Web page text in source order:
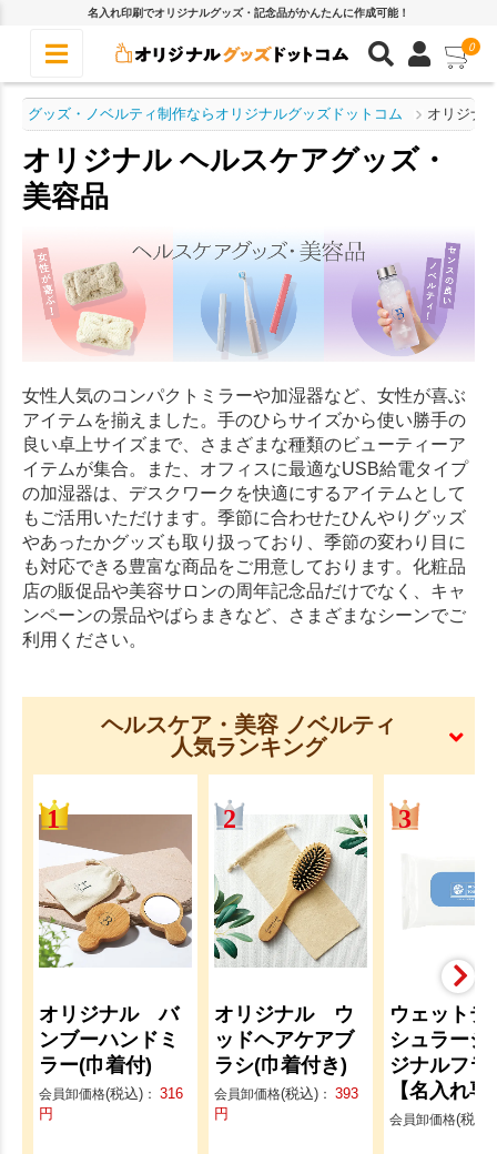
名入れ印刷でオリジナルグッズ・記念品がかんたんに作成可能！
0
グッズ・ノベルティ制作ならオリジナルグッズドットコム オリジナ
オリジナル ヘルスケアグッズ・
美容品
女性人気のコンパクトミラーや加湿器など、女性が喜ぶ
アイテムを揃えました。手のひらサイズから使い勝手の
良い卓上サイズまで、さまざまな種類のビューティーア
イテムが集合。また、オフィスに最適なUSB給電タイプ
の加湿器は、デスクワークを快適にするアイテムとして
もご活用いただけます。季節に合わせたひんやりグッズ
やあったかグッズも取り扱っており、季節の変わり目に
も対応できる豊富な商品をご用意しております。化粧品
店の販促品や美容サロンの周年記念品だけでなく、キャ
ンペーンの景品やばらまきなど、さまざまなシーンでご
利用ください。
ヘルスケア・美容 ノベルティ
人気ランキング
オリジナル バ
ンブーハンドミ
ラー(巾着付)
会員卸価格(税込) ： 316
円
オリジナル ウ
ッドヘアケアブ
ラシ(巾着付き)
会員卸価格(税込) ： 393
円
ウェットテ
シュラージ
ジナルフラ
【名入れ専
会員卸価格(税込)